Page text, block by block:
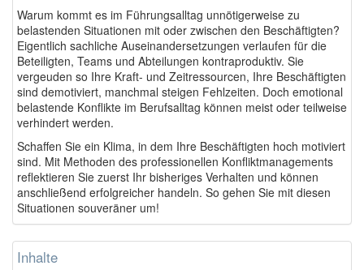
Warum kommt es im Führungsalltag unnötigerweise zu
belastenden Situationen mit oder zwischen den Beschäftigten?
Eigentlich sachliche Auseinandersetzungen verlaufen für die
Beteiligten, Teams und Abteilungen kontraproduktiv. Sie
vergeuden so Ihre Kraft- und Zeitressourcen, Ihre Beschäftigten
sind demotiviert, manchmal steigen Fehlzeiten. Doch emotional
belastende Konflikte im Berufsalltag können meist oder teilweise
verhindert werden.
Schaffen Sie ein Klima, in dem Ihre Beschäftigten hoch motiviert
sind. Mit Methoden des professionellen Konfliktmanagements
reflektieren Sie zuerst Ihr bisheriges Verhalten und können
anschließend erfolgreicher handeln. So gehen Sie mit diesen
Situationen souveräner um!
Inhalte